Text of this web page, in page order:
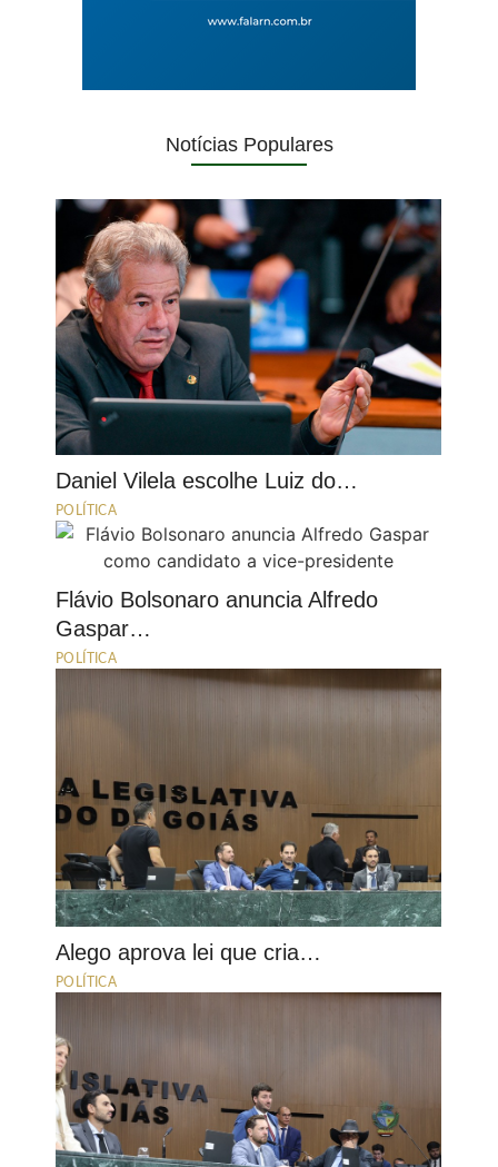
Notícias Populares
Daniel Vilela escolhe Luiz do…
POLÍTICA
Flávio Bolsonaro anuncia Alfredo
Gaspar…
POLÍTICA
Alego aprova lei que cria…
POLÍTICA